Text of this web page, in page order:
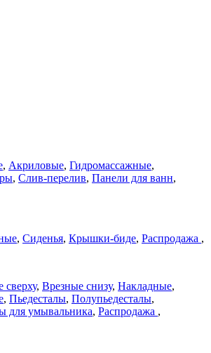
, Акриловые, Гидромассажные,
, Слив-перелив, Панели для ванн,
, Сиденья, Крышки-биде, Распродажа ,
сверху, Врезные снизу, Накладные,
, Пьедесталы, Полупьедесталы,
для умывальника, Распродажа ,